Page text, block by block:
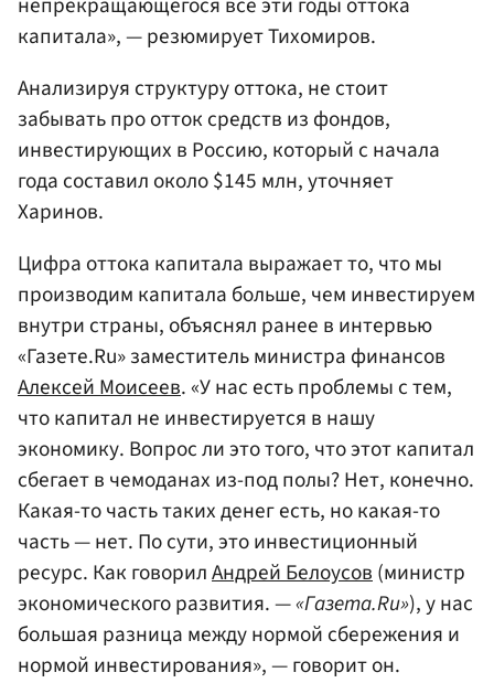
капитала», — резюмирует Тихомиров.
Анализируя структуру оттока, не стоит
забывать про отток средств из фондов,
инвестирующих в Россию, который с начала
года составил около $145 млн, уточняет
Харинов.
Цифра оттока капитала выражает то, что мы
производим капитала больше, чем инвестируем
внутри страны, объяснял ранее в интервью
«Газете.Ru» заместитель министра финансов
Алексей Моисеев. «У нас есть проблемы с тем,
что капитал не инвестируется в нашу
экономику. Вопрос ли это того, что этот капитал
сбегает в чемоданах из-под полы? Нет, конечно.
Какая-то часть таких денег есть, но какая-то
часть — нет. По сути, это инвестиционный
ресурс. Как говорилАндрей Белоусов(министр
экономического развития. —«Газета.Ru»), у нас
большая разница между нормой сбережения и
нормой инвестирования», — говорит он.